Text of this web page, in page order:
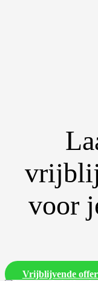
voor
Vrijblijvende